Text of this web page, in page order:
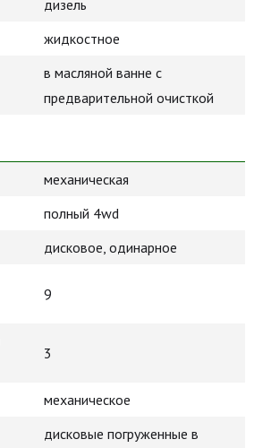
дизель
жидкостное
в масляной ванне с
предварительной очисткой
механическая
полный 4wd
дисковое, одинарное
9
3
механическое
дисковые погруженные в